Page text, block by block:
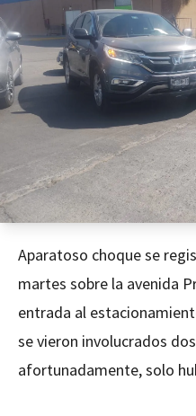
Aparatoso choque se
martes sobre la avenida
entrada al
se vieron involucrados
afortunadamente, solo